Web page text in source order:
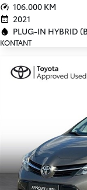
106.000 KM
2021
PLUG-IN HYBRID
KONTANT